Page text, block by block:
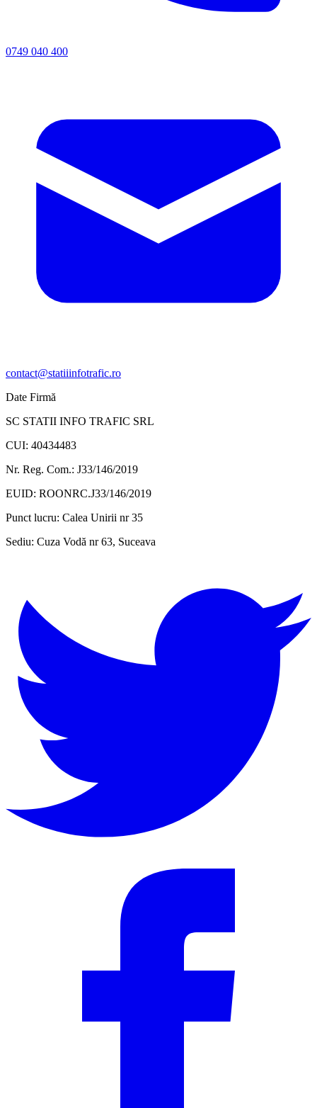
0749 040 400
contact@statiiinfotrafic.ro
Date Firmă
SC STATII INFO TRAFIC SRL
CUI: 40434483
Nr. Reg. Com.: J33/146/2019
EUID: ROONRC.J33/146/2019
Punct lucru: Calea Unirii nr 35
Sediu: Cuza Vodă nr 63, Suceava